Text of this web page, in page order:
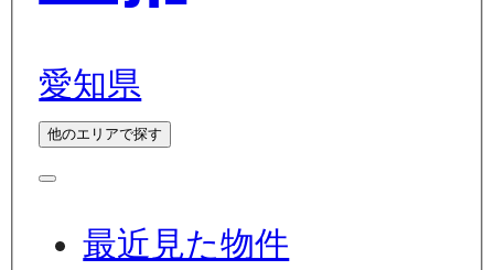
愛知県
他のエリアで探す
最近見た物件